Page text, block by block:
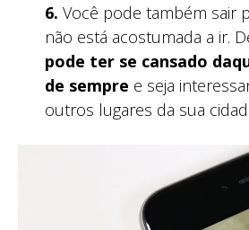
6. Você pode também sair
não está acostumada a ir.
pode ter se cansado
de sempre e seja
outros lugares da sua